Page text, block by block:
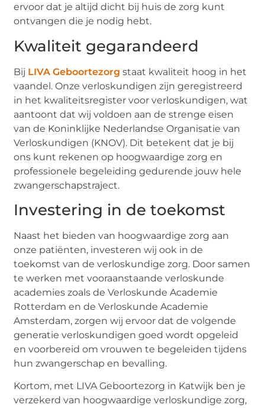
ervoor dat je altijd dicht bij huis de zorg kunt
ontvangen die je nodig hebt.
Kwaliteit gegarandeerd
Bij LIVA Geboortezorg staat kwaliteit hoog in het
vaandel. Onze verloskundigen zijn geregistreerd
in het kwaliteitsregister voor verloskundigen, wat
aantoont dat wij voldoen aan de strenge eisen
van de Koninklijke Nederlandse Organisatie van
Verloskundigen (KNOV). Dit betekent dat je bij
ons kunt rekenen op hoogwaardige zorg en
professionele begeleiding gedurende jouw hele
zwangerschapstraject.
Investering in de toekomst
Naast het bieden van hoogwaardige zorg aan
onze patiënten, investeren wij ook in de
toekomst van de verloskundige zorg. Door samen
te werken met vooraanstaande verloskunde
academies zoals de Verloskunde Academie
Rotterdam en de Verloskunde Academie
Amsterdam, zorgen wij ervoor dat de volgende
generatie verloskundigen goed wordt opgeleid
en voorbereid om vrouwen te begeleiden tijdens
hun zwangerschap en bevalling.
Kortom, met LIVA Geboortezorg in Katwijk ben je
verzekerd van hoogwaardige verloskundige zorg,